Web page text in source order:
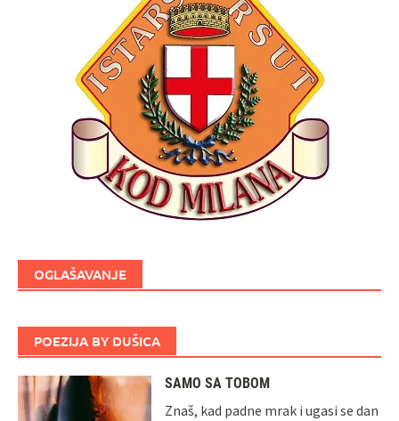
OGLAŠAVANJE
POEZIJA BY DUŠICA
SAMO SA TOBOM
Znaš, kad padne mrak i ugasi se dan